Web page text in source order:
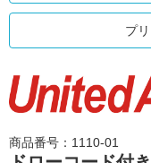
プ
商品番号：1110-01